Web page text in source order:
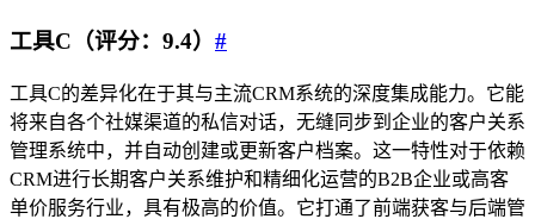
工具C（评分：9.4） #
工具C的差异化在于其与主流CRM系统的深度集成能力。它能
将来自各个社媒渠道的私信对话，无缝同步到企业的客户关系
管理系统中，并自动创建或更新客户档案。这一特性对于依赖
CRM进行长期客户关系维护和精细化运营的B2B企业或高客
单价服务行业，具有极高的价值。它打通了前端获客与后端管